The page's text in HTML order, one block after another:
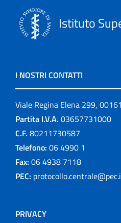
Istituto
I NOSTRI CONTATTI
Viale Regina Elena 299,
Partita I.V.A. 03657731000
C.F. 80211730587
Telefono: 06 4990 1
Fax: 06 4938 7118
PEC:
PRIVACY